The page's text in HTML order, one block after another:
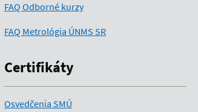
FAQ Odborné kurzy
FAQ Metrológia ÚNMS SR
Certifikáty
Osvedčenia SMÚ